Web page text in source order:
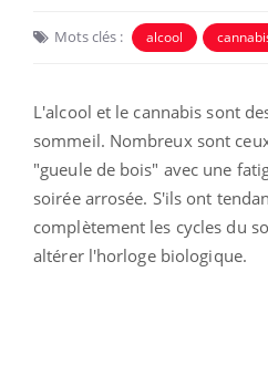
Mots clés : alcool
L'alcool et le cannabis sont
sommeil. Nombreux sont
"gueule de bois" avec une
soirée arrosée. S'ils ont
complètement les cycles du
altérer l'horloge biologique.